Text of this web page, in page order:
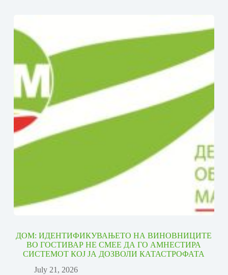
ДОМ: ИДЕНТИФИКУВАЊЕТО НА ВИНОВНИЦИТЕ
ВО ГОСТИВАР НЕ СМЕЕ ДА ГО АМНЕСТИРА
СИСТЕМОТ КОЈ ЈА ДОЗВОЛИ КАТАСТРОФАТА
July 21, 2026